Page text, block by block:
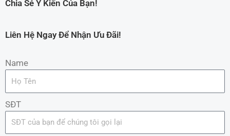
Chia Sẻ Ý Kiến Của Bạn!
Liên Hệ Ngay Để Nhận Ưu Đãi!
Name
SĐT